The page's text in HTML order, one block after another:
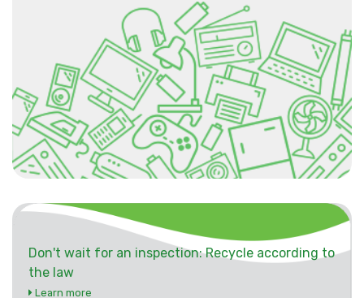
Don't wait for an inspection: Recycle according to
the law
Learn more